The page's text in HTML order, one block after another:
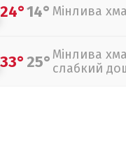
24°14° Мінлива
33°25°Мінлива
слабкий